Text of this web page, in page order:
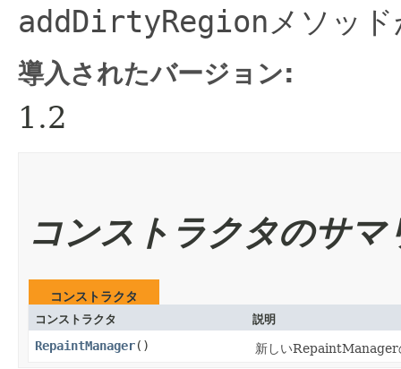
addDirtyRegion メソッ
導入されたバージョン:
1.2
コンストラクタのサマ
コンストラクタ
コンストラクタ 説明
RepaintManager() 新しいRepaintManager